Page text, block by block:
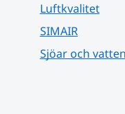
Luftkvalitet
SIMAIR
Sjöar och